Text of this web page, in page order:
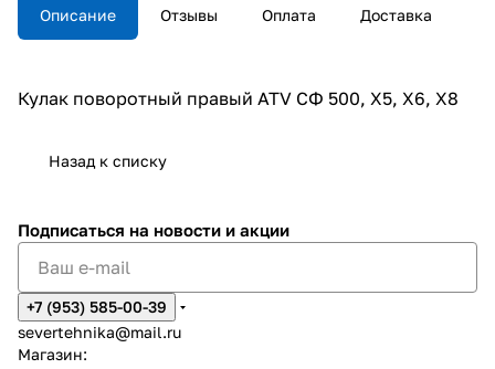
Описание Отзывы Оплата Доставка
Кулак поворотный правый ATV СФ 500, X5, X6, X8
Назад к списку
Подписаться на новости и акции
+7 (953) 585-00-39
severtehnika@mail.ru
Магазин: